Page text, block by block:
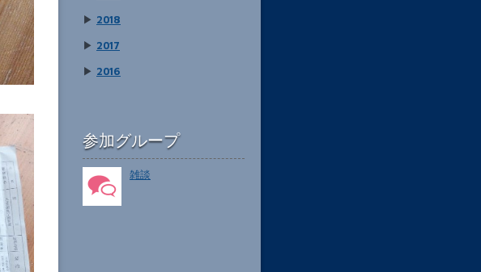
▶ 2018
▶ 2017
▶ 2016
参加グループ
雑談